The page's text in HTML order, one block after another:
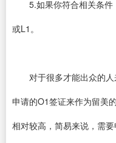
5.如果你符合相关条件
或L1。
对于很多才能出众的人
申请的O1签证来作为留美
相对较高，简易来说，需